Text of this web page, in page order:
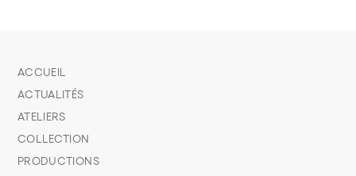
ACCUEIL
ACTUALITÉS
ATELIERS
COLLECTION
PRODUCTIONS